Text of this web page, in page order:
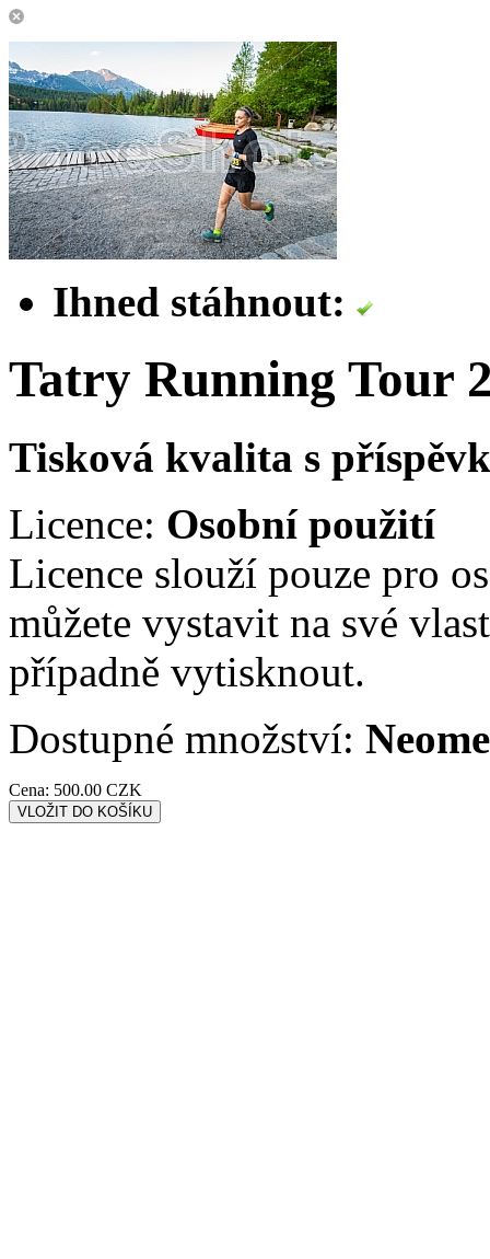
Ihned stáhnout:
Tatry Running Tour
Tisková kvalita s
Licence: Osobní použití
Licence slouží pouze pro
můžete vystavit na své
případně vytisknout.
Dostupné množství:
Cena: 500.00 CZK